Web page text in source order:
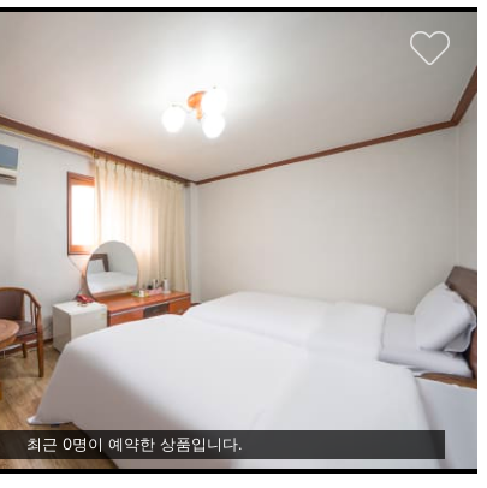
최근 0명이 예약한 상품입니다.